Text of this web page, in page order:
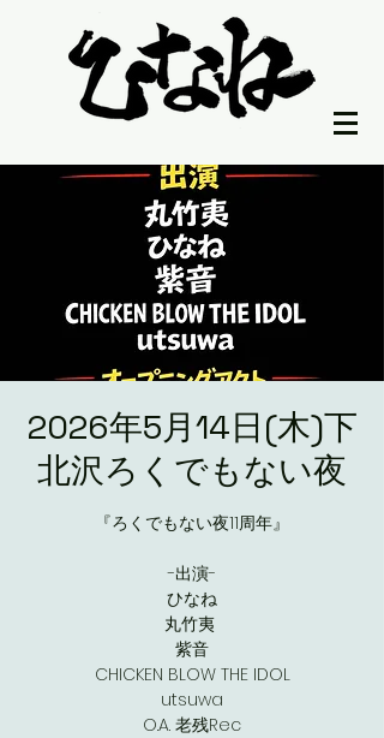
2026年5月14日(木)下
北沢ろくでもない夜
‪『ろくでもない夜11周年』‬
‪-出演-‬
‪ひなね‬
‪丸竹夷 ‬
‪紫音‬
‪CHICKEN BLOW THE IDOL‬
‪utsuwa‬
‪O.A. 老残Rec‬